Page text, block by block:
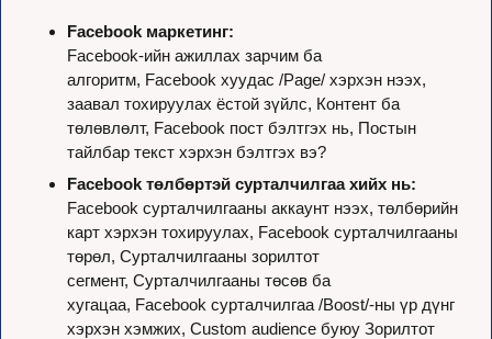
Facebook маркетинг:
Facebook-ийн ажиллах зарчим ба
алгоритм, Facebook хуудас /Page/ хэрхэн нээх,
заавал тохируулах ёстой зүйлс, Контент ба
төлөвлөлт, Facebook пост бэлтгэх нь, Постын
тайлбар текст хэрхэн бэлтгэх вэ?
Facebook төлбөртэй сурталчилгаа хийх нь:
Facebook сурталчилгааны аккаунт нээх, төлбөрийн
карт хэрхэн тохируулах, Facebook сурталчилгааны
төрөл, Сурталчилгааны зорилтот
сегмент, Сурталчилгааны төсөв ба
хугацаа, Facebook сурталчилгаа /Boost/-ны үр дүнг
хэрхэн хэмжих, Custom audience буюу Зорилтот